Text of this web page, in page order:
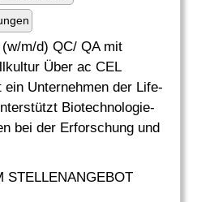
(w/m/d) QC/ QA mit
Über ac CEL
Unternehmen der Life-
Biotechnologie-
bei der Erforschung und
STELLENANGEBOT